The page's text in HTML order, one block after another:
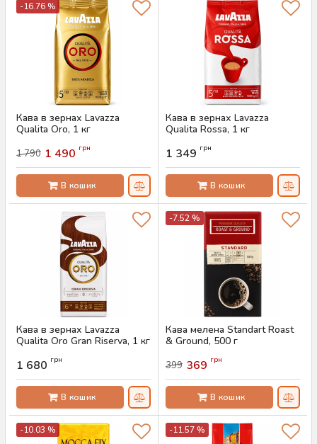
-16.76 %
Кава в зернах Lavazza
Qualita Oro, 1 кг
1 790 1 490 грн
В кошик
Кава в зернах Lavazza
Qualita Rossa, 1 кг
1 349 грн
В кошик
Кава в зернах Lavazza
Qualita Oro Gran Riserva, 1 кг
1 680 грн
В кошик
-7.52 %
Кава мелена Standart Roast
& Ground, 500 г
399 369 грн
В кошик
-10.03 % -11.57 %